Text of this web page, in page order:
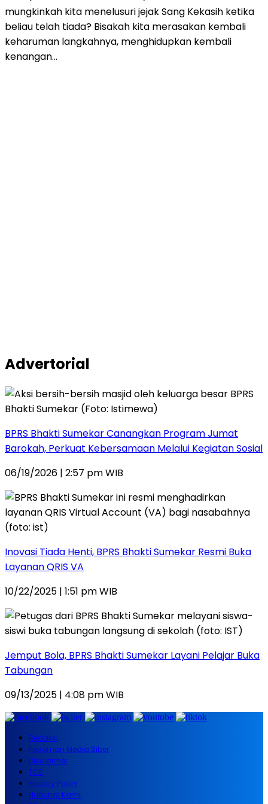
mungkinkah kita menelusuri jejak Sang Kekasih ketika
beliau telah tiada? Bisakah kita merasakan kembali
keharuman langkahnya, menghidupkan kembali
kenangan…
Advertorial
BPRS Bhakti Sumekar Canangkan Program Jumat
Barokah, Perkuat Kebersamaan Melalui Kegiatan Sosial
06/19/2026 | 2:57 pm WIB
Inovasi Tiada Henti, BPRS Bhakti Sumekar Resmi Buka
Layanan QRIS VA
10/22/2025 | 1:51 pm WIB
Jemput Bola, BPRS Bhakti Sumekar Layani Pelajar Buka
Tabungan
09/13/2025 | 4:08 pm WIB
Redaksi
Pedoman Media Siber
Disclaimer
TOS
Privacy Policy
Hubungi Kami